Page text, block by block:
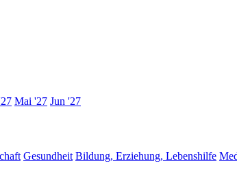
Mai '27 Jun '27
Gesundheit Bildung, Erziehung, Lebenshilfe